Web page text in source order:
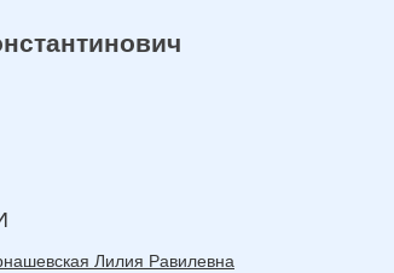
Лилия Равилевна